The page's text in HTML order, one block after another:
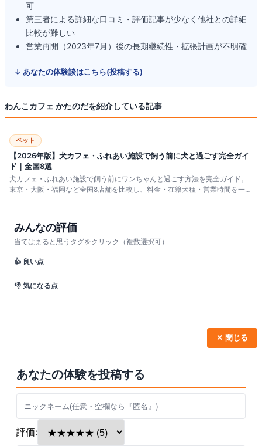
可
第三者による詳細な口コミ・評価記事が少なく他社との詳細
比較が難しい
営業再開（2023年7月）後の長期継続性・拡張計画が不明確
↓ あなたの体験談はこちら(投稿する)
わんこカフェ かたのだを紹介している記事
ペット
【2026年版】犬カフェ・ふれあい施設で飼う前に犬と過ごす完全ガイ
ド｜全国8選
犬カフェ・ふれあい施設で飼う前にワンちゃんと過ごす方法を完全ガイド。
東京・大阪・福岡など全国8店舗を比較し、料金・在籍犬種・営業時間を一覧
みんなの評価
当てはまると思うタグをクリック（複数選択可）
👍 良い点
👎 気になる点
✕ 閉じる
あなたの体験を投稿する
評価: